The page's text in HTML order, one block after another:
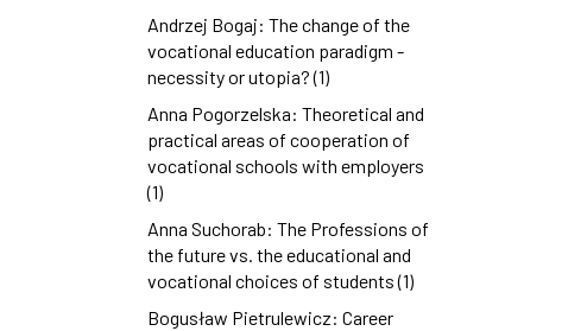
Andrzej Bogaj: The change of the
vocational education paradigm -
necessity or utopia? (1)
Anna Pogorzelska: Theoretical and
practical areas of cooperation of
vocational schools with employers
(1)
Anna Suchorab: The Professions of
the future vs. the educational and
vocational choices of students (1)
Bogusław Pietrulewicz: Career